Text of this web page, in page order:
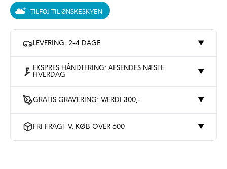
TILFØJ TIL ØNSKESKYEN
LEVERING: 2-4 DAGE ▼
EKSPRES HÅNDTERING: AFSENDES NÆSTE
HVERDAG
▼
GRATIS GRAVERING: VÆRDI 300,- ▼
FRI FRAGT V. KØB OVER 600 ▼